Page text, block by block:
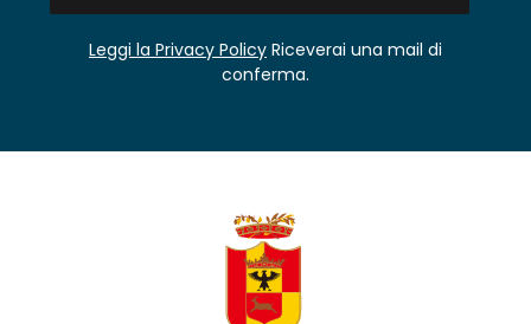
Leggi la Privacy Policy Riceverai una mail di
conferma.